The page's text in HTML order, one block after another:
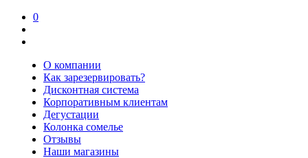
0
О компании
Как зарезервировать?
Дисконтная система
Корпоративным клиентам
Дегустации
Колонка сомелье
Отзывы
Наши магазины